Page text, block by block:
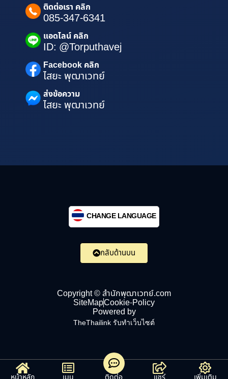
ติดต่อเรา คลิก
085-347-6341
แอดไลน์ คลิก
ID: @Torputhavej
Facebook คลิก
ไสยะ พุฒาเวทย์
ส่งข้อความ
ไสยะ พุฒาเวทย์
Copyright © สำนักพุฒาเวทย์.com
SiteMapCookie-Policy
Powered by
TheThailink รับทำเว็บไซต์
CHANGE LANGUAGE
กลับด้านบน